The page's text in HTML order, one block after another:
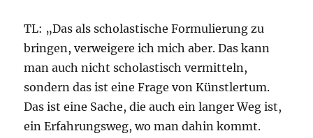
TL: „Das als scholastische Formulierung zu
bringen, verweigere ich mich aber. Das kann
man auch nicht scholastisch vermitteln,
sondern das ist eine Frage von Künstlertum.
Das ist eine Sache, die auch ein langer Weg ist,
ein Erfahrungsweg, wo man dahin kommt.